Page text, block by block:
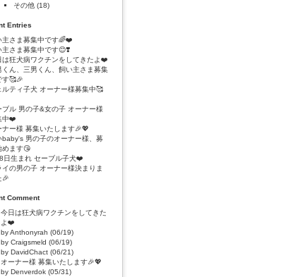
その他 (18)
Entries
主さま募集中です🌈❤️
主さま募集中です😊❣️
は狂犬病ワクチンをしてきたよ❤️
くん、三男くん、飼い主さま募集
す🥰🎉
ルティ子犬 オーナー様募集中🥰
ブル 男の子&女の子 オーナー様
中❤️
ナー様 募集いたします🎉💖
baby's 男の子のオーナー様、募
めます😘
日生まれ セーブル子犬❤️
イの男の子 オーナー様決まりま
🎉
Comment
今日は狂犬病ワクチンをしてきた
よ❤️
by Anthonyrah (06/19)
by Craigsmeld (06/19)
by DavidChact (06/21)
オーナー様 募集いたします🎉💖
by Denverdok (05/31)